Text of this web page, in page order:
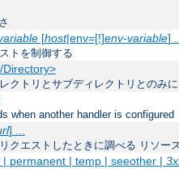
[host|env=[!]env-variable]
トを制御する
Directory>
クトリとサブディレクトリとのみ
when another handler is configured
] ...
クエストしたときに調べる リソー
permanent | temp | seeother |